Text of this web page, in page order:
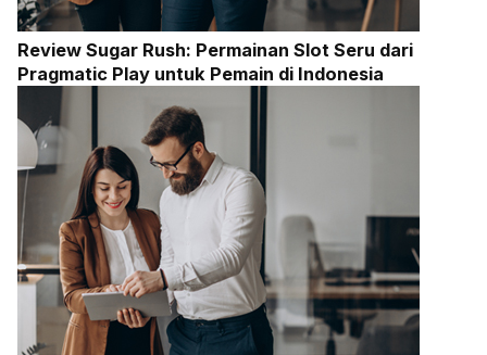
Review Sugar Rush: Permainan Slot Seru dari
Pragmatic Play untuk Pemain di Indonesia